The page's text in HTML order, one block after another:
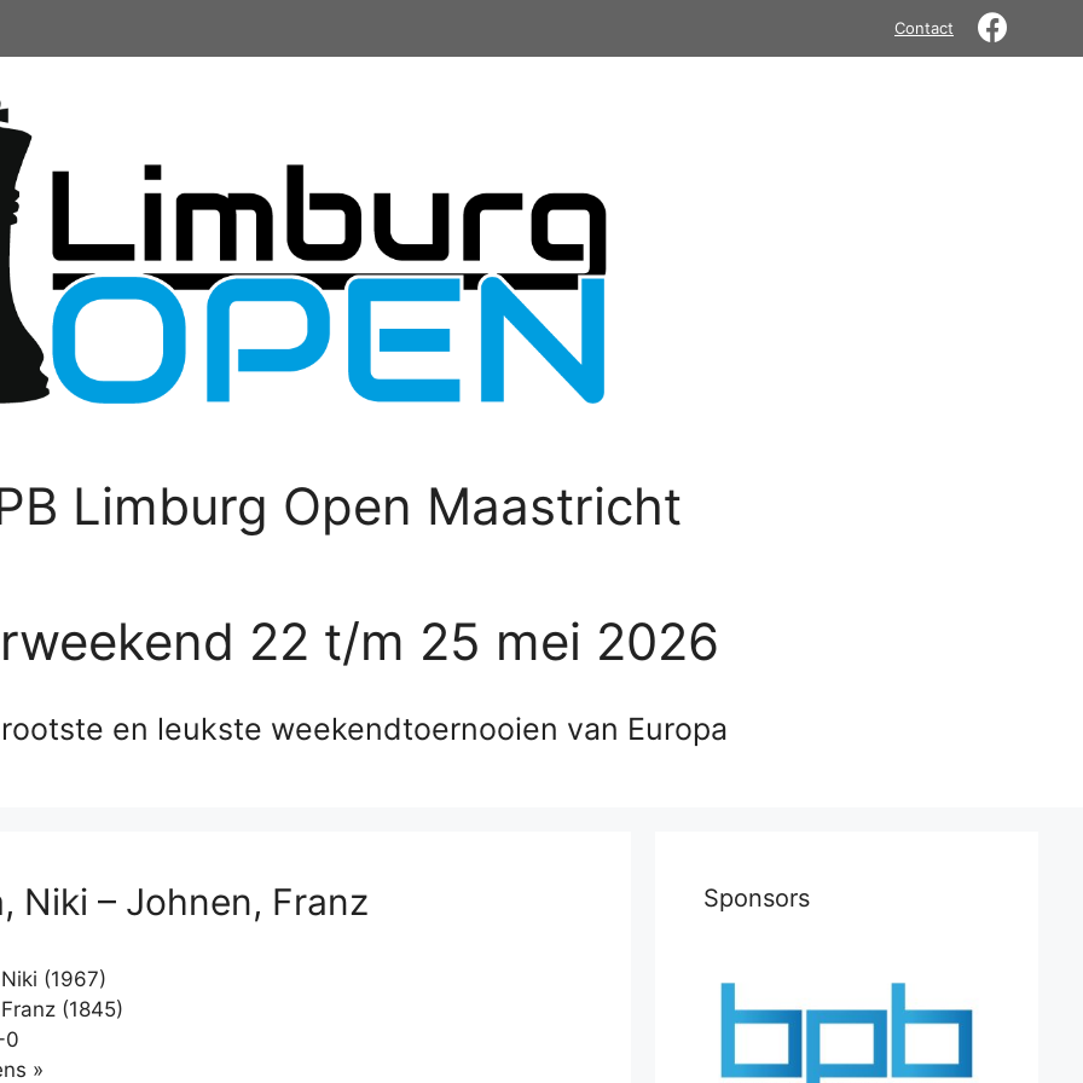
Contact
Limburg Open Maastricht
22 t/m 25 mei 2026
en leukste weekendtoernooien van Europa
Niki – Johnen, Franz
(1967)
(1845)
0
»
Sponsors